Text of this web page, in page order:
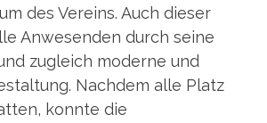
des Vereins. Auch dieser
Anwesenden durch seine
zugleich moderne und
Nachdem alle Platz
konnte die